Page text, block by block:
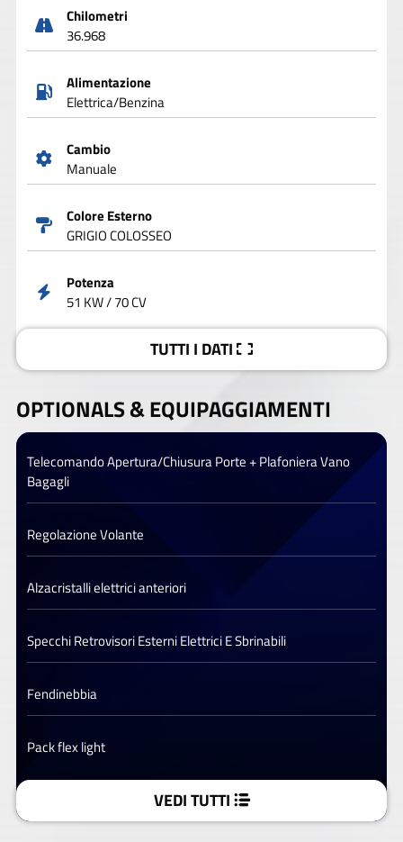
Chilometri
36.968
Alimentazione
Elettrica/Benzina
Cambio
Manuale
Colore Esterno
GRIGIO COLOSSEO
Potenza
51 KW / 70 CV
TUTTI I DATI
OPTIONALS &EQUIPAGGIAMENTI
Telecomando Apertura/Chiusura Porte + Plafoniera Vano
Bagagli
Regolazione Volante
Alzacristalli elettrici anteriori
Specchi Retrovisori Esterni Elettrici E Sbrinabili
Fendinebbia
Pack flex light
VEDI TUTTI